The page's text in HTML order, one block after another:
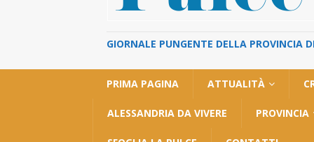
GIORNALE PUNGENTE DELLA PROVINCIA
PRIMA PAGINA ATTUALITÀ
ALESSANDRIA DA VIVERE PROVINCIA